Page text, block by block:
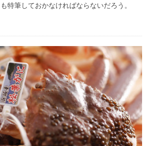
特筆しておかなければならないだろう。